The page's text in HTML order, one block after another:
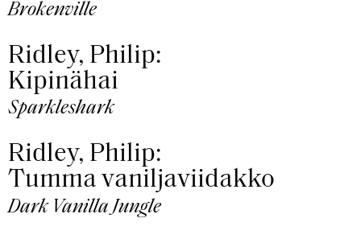
Brokenville
Ridley, Philip:
Kipinähai
Sparkleshark
Ridley, Philip:
Tumma vaniljaviidakko
Dark Vanilla Jungle